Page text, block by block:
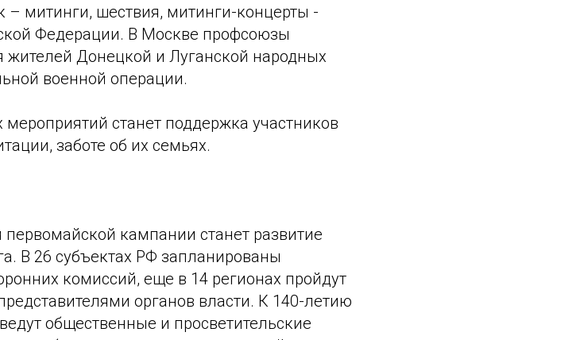
– митинги, шествия, митинги-концерты -
Федерации. В Москве профсоюзы
жителей Донецкой и Луганской народных
военной операции.
станет поддержка участников
заботе об их семьях.
кампании станет развитие
В 26 субъектах РФ запланированы
комиссий, еще в 14 регионах пройдут
органов власти. К 140-летию
общественные и просветительские